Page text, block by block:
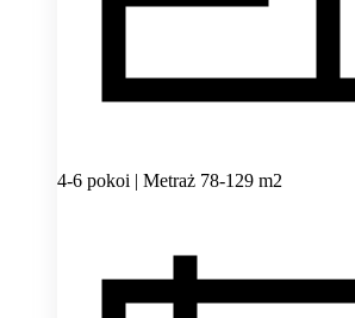
4-6 pokoi | Metraż 78-129 m2